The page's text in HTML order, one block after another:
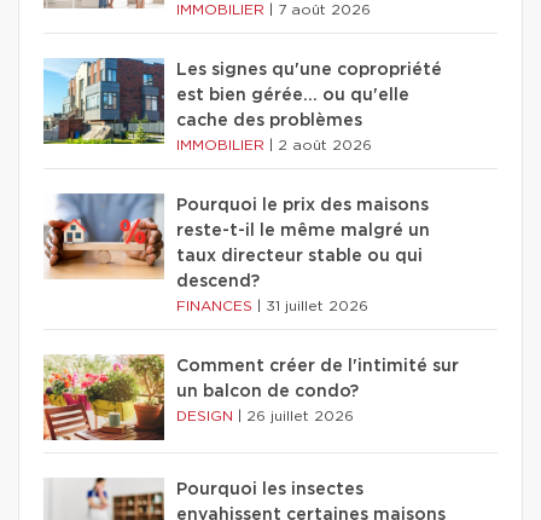
IMMOBILIER 7 août 2026
Les signes qu'une copropriété
est bien gérée… ou qu'elle
cache des problèmes
IMMOBILIER 2 août 2026
Pourquoi le prix des maisons
reste-t-il le même malgré un
taux directeur stable ou qui
descend?
FINANCES 31 juillet 2026
Comment créer de l'intimité sur
un balcon de condo?
DESIGN 26 juillet 2026
Pourquoi les insectes
envahissent certaines maisons